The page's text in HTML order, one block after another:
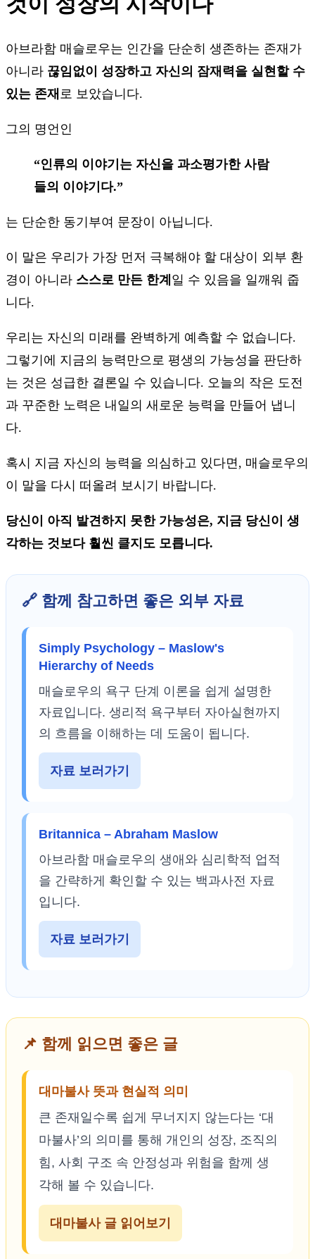
아브라함 매슬로우는 인간을 단순히 생존하는 존재가
아니라 끊임없이 성장하고 자신의 잠재력을 실현할 수
있는 존재 로 보았습니다.
그의 명언인
“인류의 이야기는 자신을 과소평가한 사람
들의 이야기다.”
는 단순한 동기부여 문장이 아닙니다.
이 말은 우리가 가장 먼저 극복해야 할 대상이 외부 환
경이 아니라 스스로 만든 한계 일 수 있음을 일깨워 줍
니다.
우리는 자신의 미래를 완벽하게 예측할 수 없습니다.
그렇기에 지금의 능력만으로 평생의 가능성을 판단하
는 것은 성급한 결론일 수 있습니다. 오늘의 작은 도전
과 꾸준한 노력은 내일의 새로운 능력을 만들어 냅니
다.
혹시 지금 자신의 능력을 의심하고 있다면, 매슬로우의
이 말을 다시 떠올려 보시기 바랍니다.
당신이 아직 발견하지 못한 가능성은, 지금 당신이 생
각하는 것보다 훨씬 클지도 모릅니다.
🔗 함께 참고하면 좋은 외부 자료
Simply Psychology – Maslow's
Hierarchy of Needs
매슬로우의 욕구 단계 이론을 쉽게 설명한
자료입니다. 생리적 욕구부터 자아실현까지
의 흐름을 이해하는 데 도움이 됩니다.
자료 보러가기
Britannica – Abraham Maslow
아브라함 매슬로우의 생애와 심리학적 업적
을 간략하게 확인할 수 있는 백과사전 자료
입니다.
자료 보러가기
📌 함께 읽으면 좋은 글
대마불사 뜻과 현실적 의미
큰 존재일수록 쉽게 무너지지 않는다는 ‘대
마불사’의 의미를 통해 개인의 성장, 조직의
힘, 사회 구조 속 안정성과 위험을 함께 생
각해 볼 수 있습니다.
대마불사 글 읽어보기